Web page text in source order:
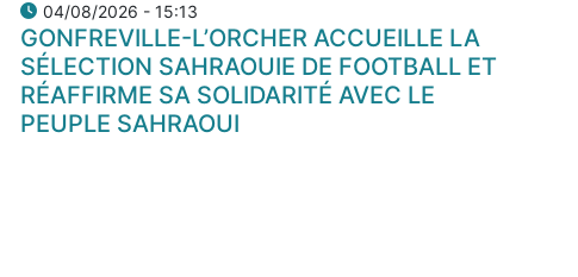
04/08/2026 - 15:13
GONFREVILLE-L’ORCHER ACCUEILLE LA
SÉLECTION SAHRAOUIE DE FOOTBALL ET
RÉAFFIRME SA SOLIDARITÉ AVEC LE
PEUPLE SAHRAOUI